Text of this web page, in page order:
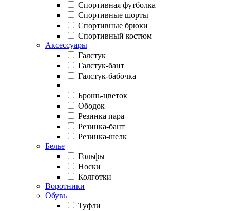
Спортивная футболка
Спортивные шорты
Спортивные брюки
Спортивный костюм
Аксессуары
Галстук
Галстук-бант
Галстук-бабочка
Брошь-цветок
Ободок
Резинка пара
Резинка-бант
Резинка-шелк
Белье
Гольфы
Носки
Колготки
Воротники
Обувь
Туфли